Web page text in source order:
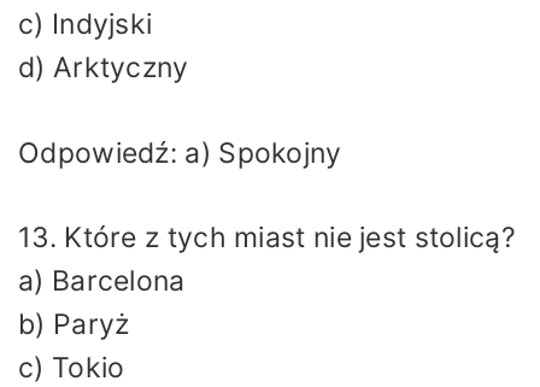
c) Indyjski
d) Arktyczny
Odpowiedź: a) Spokojny
13. Które z tych miast nie jest stolicą?
a) Barcelona
b) Paryż
c) Tokio